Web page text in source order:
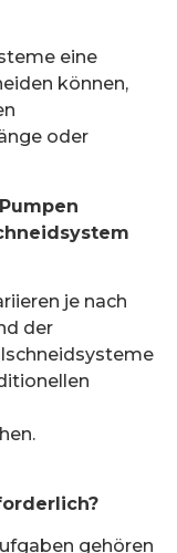
eine
können,
oder
je nach
der
gehören